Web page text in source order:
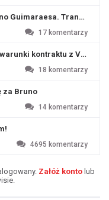
Guimaraesa. Transfer
17 komentarzy
kontraktu z
18 komentarzy
za Bruno
14 komentarzy
4695 komentarzy
Załóż kontolub